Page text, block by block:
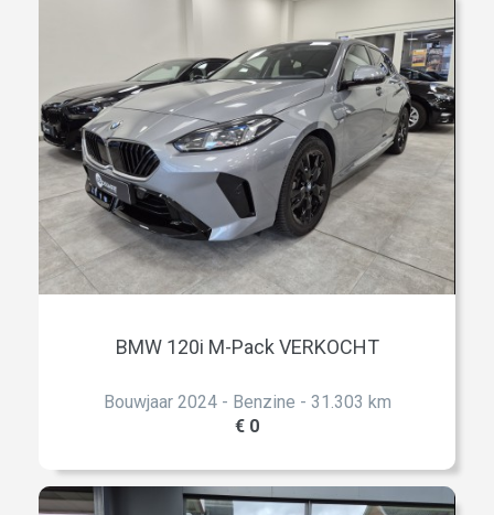
BMW 120i M-Pack VERKOCHT
Bouwjaar 2024 - Benzine - 31.303 km
€ 0